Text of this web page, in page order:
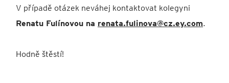
V případě otázek neváhej kontaktovat kolegyni
Renatu Fulínovou na renata.fulinova@cz.ey.com.
Hodně štěstí!